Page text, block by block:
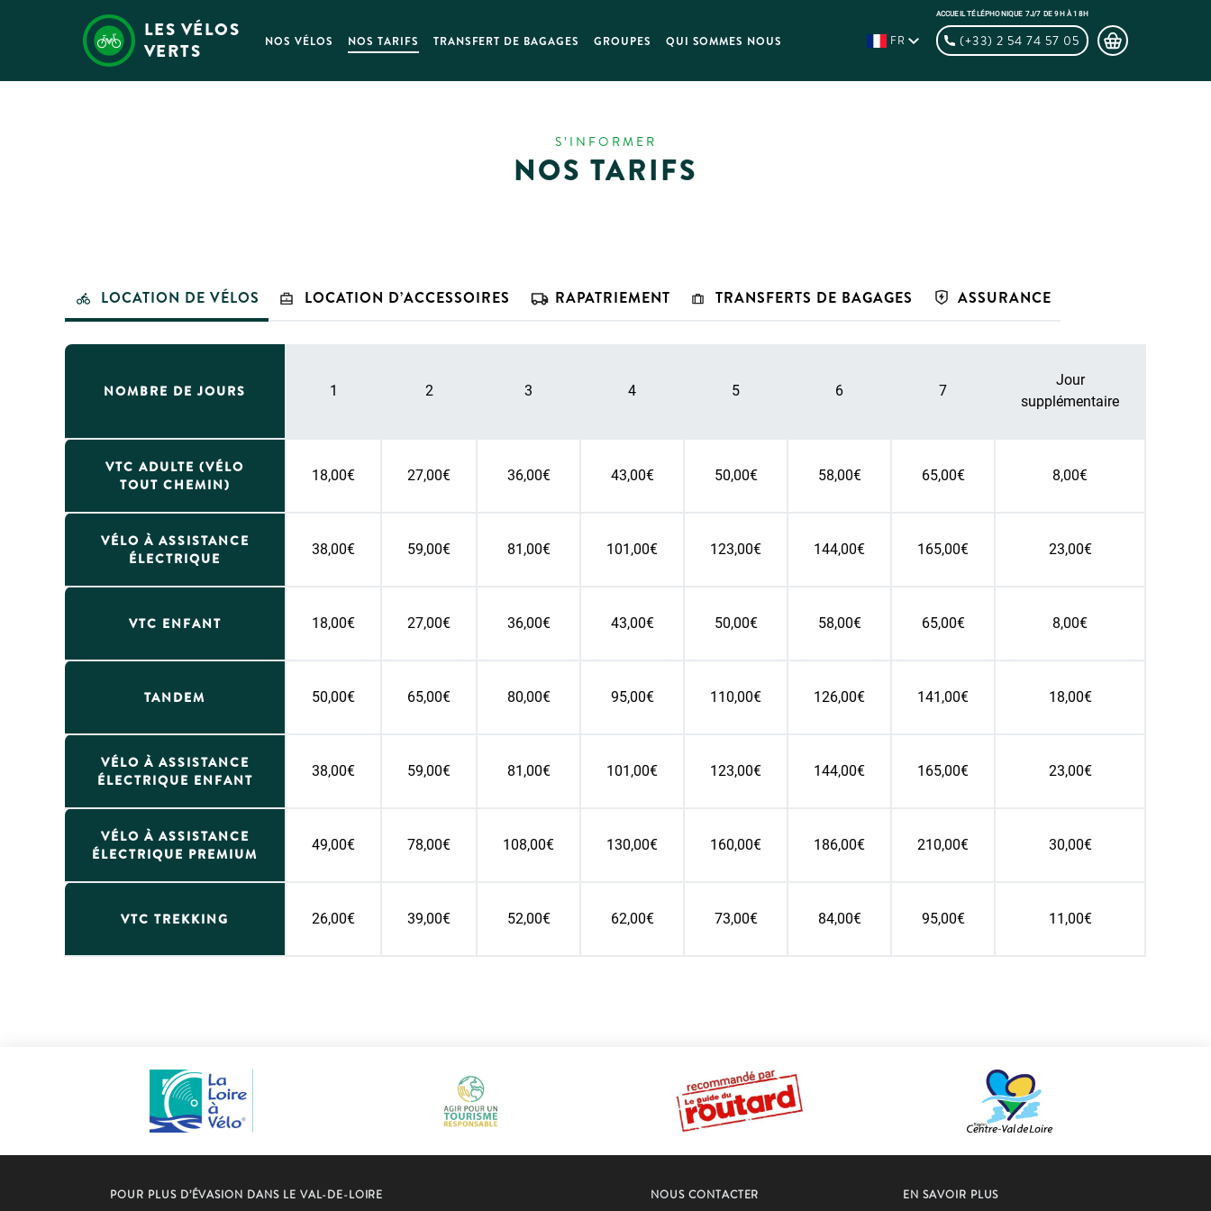
LES VÉLOS
VERTS
NOS VÉLOS NOS TARIFS TRANSFERT DE BAGAGES GROUPES QUI SOMMES NOUS FR
ACCUEIL TÉLÉPHONIQUE 7J/7 DE 9H À 18H
(+33) 2 54 74 57 05
S’INFORMER
NOS TARIFS
LOCATION DE VÉLOS LOCATION D’ACCESSOIRES RAPATRIEMENT TRANSFERTS DE BAGAGES ASSURANCE
NOMBRE DE JOURS 1 2 3 4 5 6 7
Jour
supplémentaire
VTC ADULTE (VÉLO
TOUT CHEMIN)
18,00€ 27,00€ 36,00€ 43,00€ 50,00€ 58,00€ 65,00€ 8,00€
VÉLO À ASSISTANCE
ÉLECTRIQUE
38,00€ 59,00€ 81,00€ 101,00€ 123,00€ 144,00€ 165,00€ 23,00€
VTC ENFANT 18,00€ 27,00€ 36,00€ 43,00€ 50,00€ 58,00€ 65,00€ 8,00€
TANDEM 50,00€ 65,00€ 80,00€ 95,00€ 110,00€ 126,00€ 141,00€ 18,00€
VÉLO À ASSISTANCE
ÉLECTRIQUE ENFANT
38,00€ 59,00€ 81,00€ 101,00€ 123,00€ 144,00€ 165,00€ 23,00€
VÉLO À ASSISTANCE
ÉLECTRIQUE PREMIUM
49,00€ 78,00€ 108,00€ 130,00€ 160,00€ 186,00€ 210,00€ 30,00€
VTC TREKKING 26,00€ 39,00€ 52,00€ 62,00€ 73,00€ 84,00€ 95,00€ 11,00€
POUR PLUS D’ÉVASION DANS LE VAL-DE-LOIRE NOUS CONTACTER EN SAVOIR PLUS